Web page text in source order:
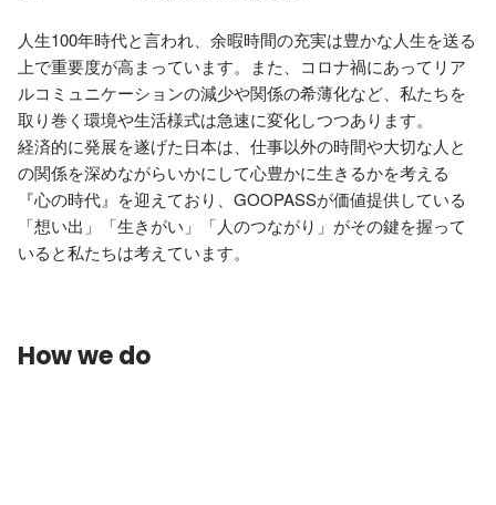
人生100年時代と言われ、余暇時間の充実は豊かな人生を送る
上で重要度が高まっています。また、コロナ禍にあってリア
ルコミュニケーションの減少や関係の希薄化など、私たちを
取り巻く環境や生活様式は急速に変化しつつあります。
経済的に発展を遂げた日本は、仕事以外の時間や大切な人と
の関係を深めながらいかにして心豊かに生きるかを考える
『心の時代』を迎えており、GOOPASSが価値提供している
「想い出」「生きがい」「人のつながり」がその鍵を握って
How we do